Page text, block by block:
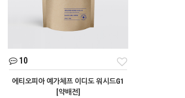
10
에티오피아 예가체프 이디도 워시드G1
[약배전]